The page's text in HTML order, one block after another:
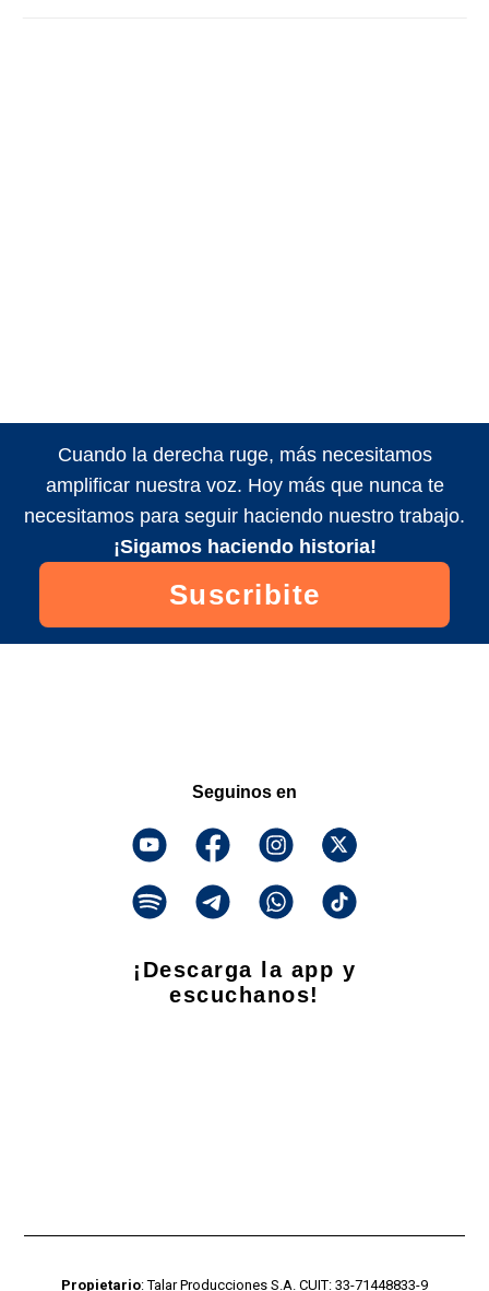
Cuando la derecha ruge, más necesitamos
amplificar nuestra voz. Hoy más que nunca te
necesitamos para seguir haciendo nuestro trabajo.
¡Sigamos haciendo historia!
Suscribite
Seguinos en
¡Descarga la app y
escuchanos!
Propietario: Talar Producciones S.A. CUIT: 33-71448833-9